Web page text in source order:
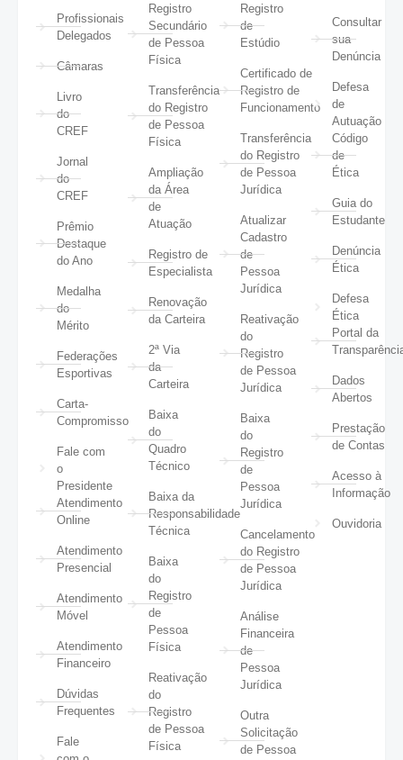
Profissionais
Delegados
Câmaras
Livro
do
CREF
Jornal
do
CREF
Prêmio
Destaque
do Ano
Medalha
do
Mérito
Federações
Esportivas
Carta-
Compromisso
Fale com
o
Presidente
Atendimento
Online
Atendimento
Presencial
Atendimento
Móvel
Atendimento
Financeiro
Dúvidas
Frequentes
Fale
Registro
Secundário
de Pessoa
Física
Transferência
do Registro
de Pessoa
Física
Ampliação
da Área
de
Atuação
Registro de
Especialista
Renovação
da Carteira
2ª Via
da
Carteira
Baixa
do
Quadro
Técnico
Baixa da
Responsabilidade
Técnica
Baixa
do
Registro
de
Pessoa
Física
Reativação
do
Registro
de Pessoa
Física
Registro
de
Estúdio
Certificado de
Registro de
Funcionamento
Transferência
do Registro
de Pessoa
Jurídica
Atualizar
Cadastro
de
Pessoa
Jurídica
Reativação
do
Registro
de Pessoa
Jurídica
Baixa
do
Registro
de
Pessoa
Jurídica
Cancelamento
do Registro
de Pessoa
Jurídica
Análise
Financeira
de
Pessoa
Jurídica
Outra
Solicitação
de Pessoa
Consultar
sua
Denúncia
Defesa
de
Autuação
Código
de
Ética
Guia do
Estudante
Denúncia
Ética
Defesa
Ética
Portal da
Dados
Abertos
Prestação
de Contas
Acesso à
Informação
Ouvidoria